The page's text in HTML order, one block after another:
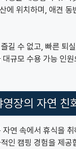
에 위치하며, 애견 동
길 수 없고, 빠른 퇴
규모 수용 가능 인
장의 자연 친
연 속에서 휴식을
인 캠핑 경험을 제공